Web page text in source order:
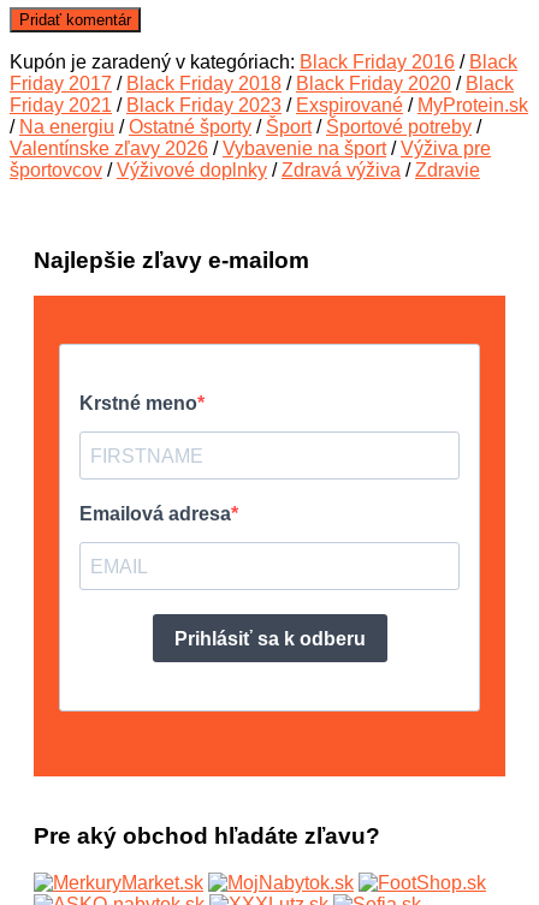
Kupón je zaradený v kategóriach: Black Friday 2016 / Black
Friday 2017 / Black Friday 2018 / Black Friday 2020 / Black
Friday 2021 / Black Friday 2023 / Exspirované / MyProtein.sk
/ Na energiu /Ostatné športy / Šport/ Športové potreby /
Valentínske zľavy 2026 /Vybavenie na šport/Výživa pre
športovcov /Výživové doplnky /Zdravá výživa /Zdravie
Najlepšie zľavy e-mailom
Pre aký obchod hľadáte zľavu?